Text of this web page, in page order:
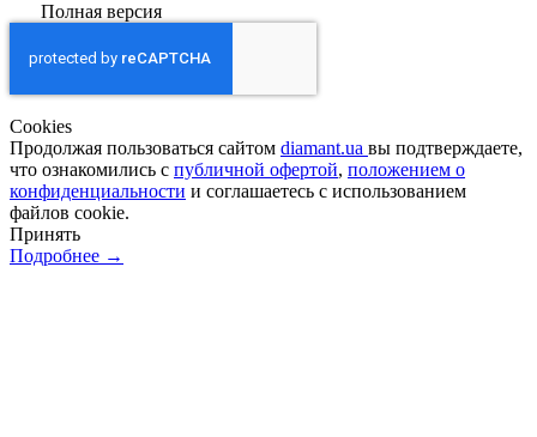
Полная версия
Сookies
Продолжая пользоваться сайтом diamant.ua вы подтверждаете,
что ознакомились с публичной офертой, положением о
конфиденциальности и соглашаетесь с использованием
файлов cookie.
Принять
Подробнее →